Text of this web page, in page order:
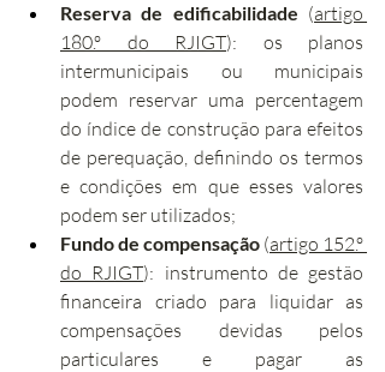
Reserva de edificabilidade (artigo
180.º do RJIGT): os planos
intermunicipais ou municipais
podem reservar uma percentagem
do índice de construção para efeitos
de perequação, definindo os termos
e condições em que esses valores
podem ser utilizados;
Fundo de compensação (artigo 152.º
do RJIGT): instrumento de gestão
financeira criado para liquidar as
compensações devidas pelos
particulares e pagar as